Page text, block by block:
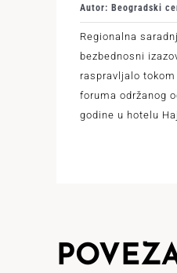
Autor: Beogradski
Regionаlnа
bezbednosni
rаspravljalo
forumа održаnog
godine u hotelu